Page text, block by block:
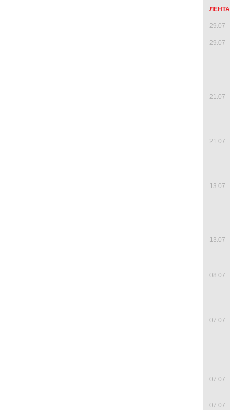
29.07
29.07
21.07
21.07
13.07
13.07
08.07
07.07
07.07
07.07